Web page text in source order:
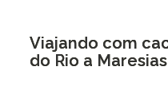
Viajando com
do Rio a Maresias